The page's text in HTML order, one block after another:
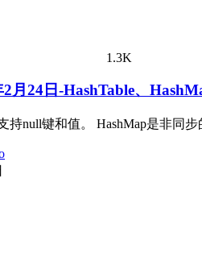
1.3K
2月24日-HashTable、
持null键和值。 HashMap是非同